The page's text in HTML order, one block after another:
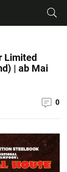
Limited
| ab Mai
0